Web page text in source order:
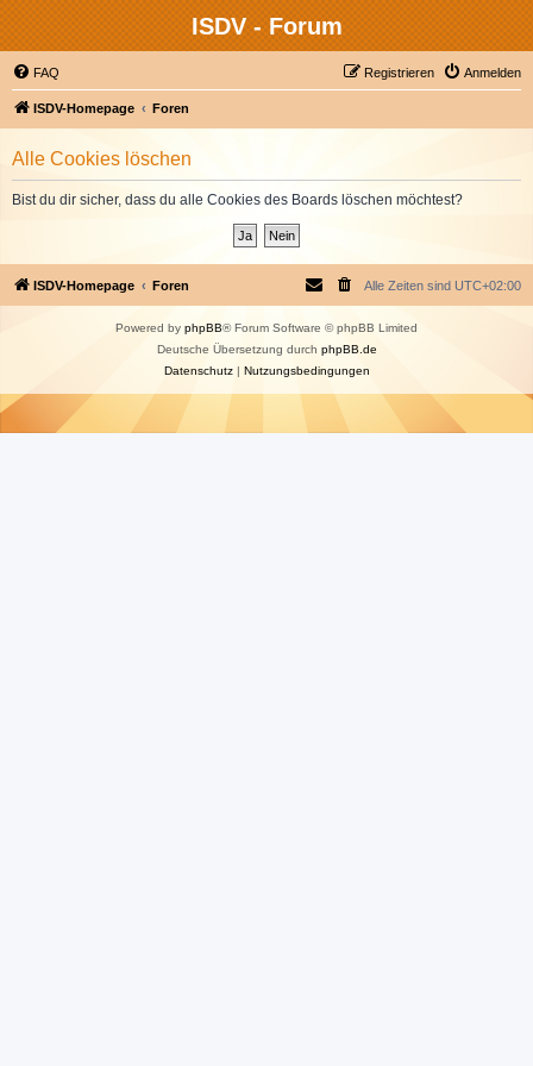
ISDV - Forum
FAQ Anmelden
Registrieren
ISDV-Homepage Foren
Alle Cookies löschen
Bist du dir sicher, dass du alle Cookies des Boards löschen möchtest?
ISDV-Homepage Foren Alle Zeiten sind UTC+02:00
Powered by phpBB® Forum Software © phpBB Limited
Deutsche Übersetzung durch phpBB.de
Datenschutz| Nutzungsbedingungen